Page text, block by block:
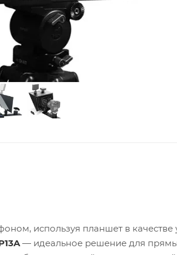
используя планшет в качестве
— идеальное решение для